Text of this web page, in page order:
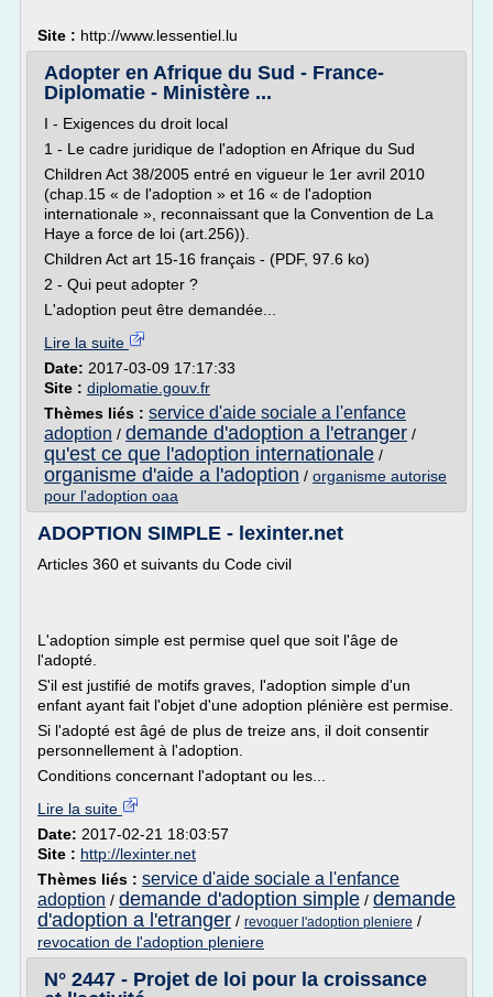
Site : http://www.lessentiel.lu
Adopter en Afrique du Sud - France-
Diplomatie - Ministère ...
I - Exigences du droit local
1 - Le cadre juridique de l'adoption en Afrique du Sud
Children Act 38/2005 entré en vigueur le 1er avril 2010
(chap.15 « de l'adoption » et 16 « de l'adoption
internationale », reconnaissant que la Convention de La
Haye a force de loi (art.256)).
Children Act art 15-16 français - (PDF, 97.6 ko)
2 - Qui peut adopter ?
L'adoption peut être demandée...
Lire la suite
Date: 2017-03-09 17:17:33
Site : diplomatie.gouv.fr
Thèmes liés : service d'aide sociale a l'enfance
adoption / demande d'adoption a l'etranger /
qu'est ce que l'adoption internationale /
organisme d'aide a l'adoption / organisme autorise
pour l'adoption oaa
ADOPTION SIMPLE - lexinter.net
Articles 360 et suivants du Code civil
L'adoption simple est permise quel que soit l'âge de
l'adopté.
S'il est justifié de motifs graves, l'adoption simple d'un
enfant ayant fait l'objet d'une adoption plénière est permise.
Si l'adopté est âgé de plus de treize ans, il doit consentir
personnellement à l'adoption.
Conditions concernant l'adoptant ou les...
Lire la suite
Date: 2017-02-21 18:03:57
Site : http://lexinter.net
Thèmes liés : service d'aide sociale a l'enfance
adoption / demande d'adoption simple / demande
d'adoption a l'etranger / revoquer l'adoption pleniere /
revocation de l'adoption pleniere
N° 2447 - Projet de loi pour la croissance